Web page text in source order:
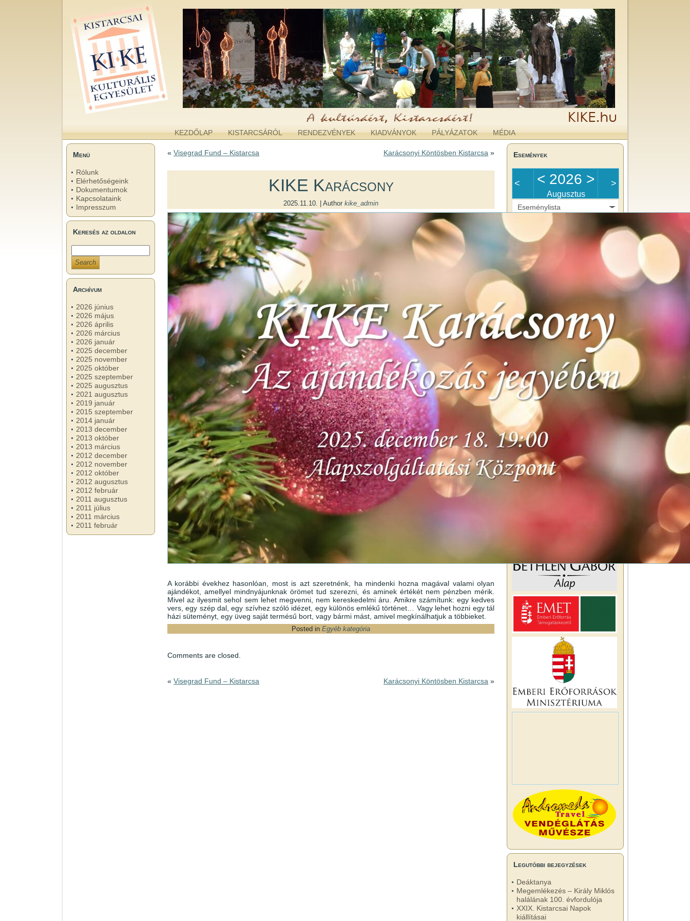
KEZDŐLAP KISTARCSÁRÓL RENDEZVÉNYEK KIADVÁNYOK PÁLYÁZATOK MÉDIA
Menü
Rólunk
Elérhetőségeink
Dokumentumok
Kapcsolataink
Impresszum
Keresés az oldalon
Archívum
2026 június
2026 május
2026 április
2026 március
2026 január
2025 december
2025 november
2025 október
2025 szeptember
2025 augusztus
2021 augusztus
2019 január
2015 szeptember
2014 január
2013 december
2013 október
2013 március
2012 december
2012 november
2012 október
2012 augusztus
2012 február
2011 augusztus
2011 július
2011 március
2011 február
« Visegrad Fund – Kistarcsa Karácsonyi Köntösben Kistarcsa »
KIKE Karácsony
2025.11.10. | Author kike_admin
A korábbi évekhez hasonlóan, most is azt szeretnénk, ha mindenki hozna magával valami olyan
ajándékot, amellyel mindnyájunknak örömet tud szerezni, és aminek értékét nem pénzben mérik.
Mivel az ilyesmit sehol sem lehet megvenni, nem kereskedelmi áru. Amikre számítunk: egy kedves
vers, egy szép dal, egy szívhez szóló idézet, egy különös emlékű történet… Vagy lehet hozni egy tál
házi süteményt, egy üveg saját termésű bort, vagy bármi mást, amivel megkínálhatjuk a többieket.
Posted in Egyéb kategória
Comments are closed.
« Visegrad Fund – Kistarcsa Karácsonyi Köntösben Kistarcsa »
Események
< < 2026 >
Augusztus
>
Eseménylista
Nincs esemény
Ajánlás és támogatók
Legutóbbi bejegyzések
Deáktanya
Megemlékezés – Király Miklós
halálának 100. évfordulója
XXIX. Kistarcsai Napok
kiállításai